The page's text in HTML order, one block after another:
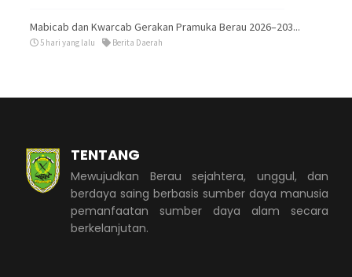
Mabicab dan Kwarcab Gerakan Pramuka Berau 2026–203...
5 hari yang lalu Berita Daerah
TENTANG
Mewujudkan Berau sejahtera, unggul, dan
berdaya saing berbasis sumber daya manusia
pemanfaatan sumber daya alam secara
berkelanjutan.